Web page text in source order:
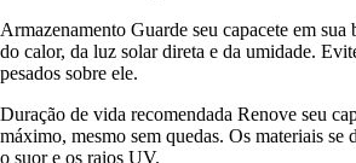
Armazenamento Guarde seu capacete em sua
do calor, da luz solar direta e da umidade.
pesados sobre ele.
Duração de vida recomendada Renove seu
máximo, mesmo sem quedas. Os materiais se
o suor e os raios UV.